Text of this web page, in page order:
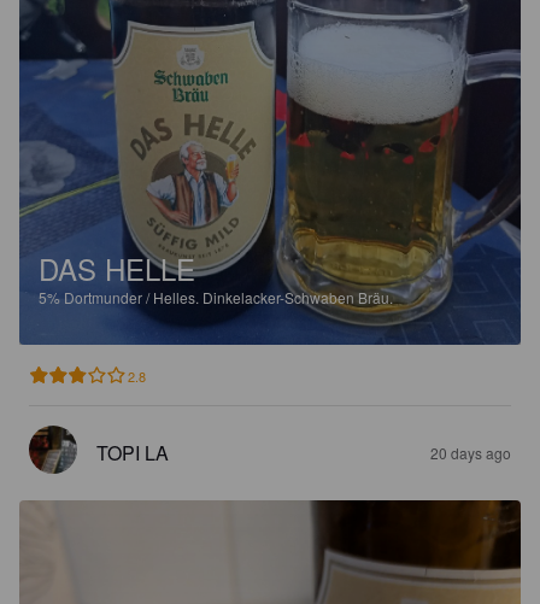
DAS HELLE
5% Dortmunder / Helles. Dinkelacker-Schwaben Bräu.
2.8
TOPI LA 20 days ago